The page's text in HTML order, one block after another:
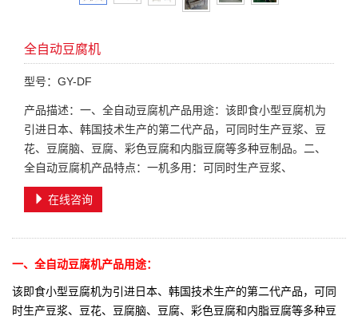
全自动豆腐机
型号：GY-DF
产品描述：一、全自动豆腐机产品用途：该即食小型豆腐机为
引进日本、韩国技术生产的第二代产品，可同时生产豆浆、豆
花、豆腐脑、豆腐、彩色豆腐和内脂豆腐等多种豆制品。二、
全自动豆腐机产品特点：一机多用：可同时生产豆浆、
在线咨询
一、全自动豆腐机产品用途：
该即食小型豆腐机为引进日本、韩国技术生产的第二代产品，可同
时生产豆浆、豆花、豆腐脑、豆腐、彩色豆腐和内脂豆腐等多种豆